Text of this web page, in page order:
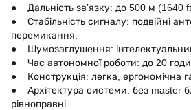
● Дальність зв’язку: до 500 м (1640
● Стабільність сигналу: подвійні
перемикання.
● Шумозаглушення:
● Час автономної роботи: до 20
● Конструкція: легка, ергономічна
● Архітектура системи: без master
рівноправні.